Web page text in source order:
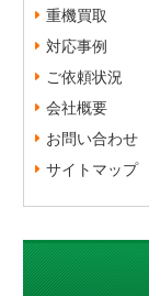
重機買取
対応事例
ご依頼状況
会社概要
お問い合わせ
サイトマップ